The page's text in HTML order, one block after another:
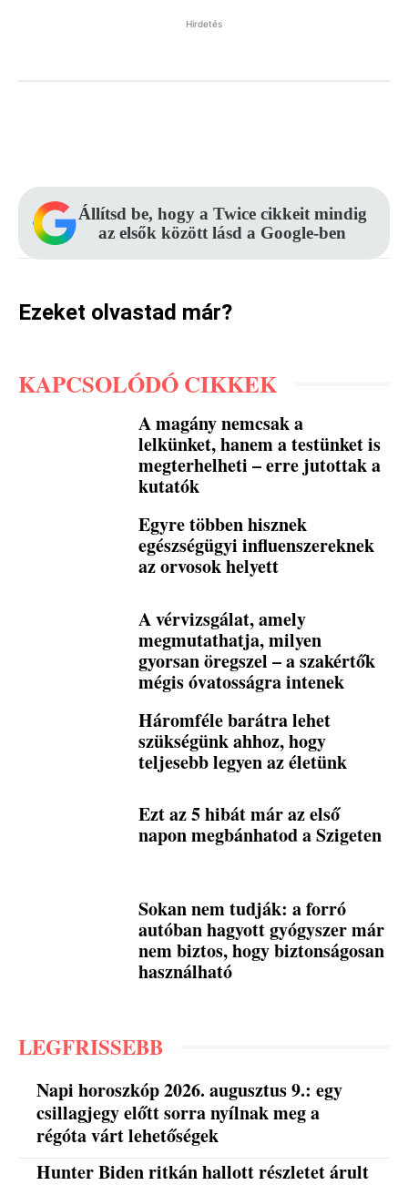
Hirdetés
Állítsd be, hogy a Twice cikkeit mindig
az elsők között lásd a Google-ben
Ezeket olvastad már?
KAPCSOLÓDÓ CIKKEK
A magány nemcsak a
lelkünket, hanem a testünket is
megterhelheti – erre jutottak a
kutatók
Egyre többen hisznek
egészségügyi influenszereknek
az orvosok helyett
A vérvizsgálat, amely
megmutathatja, milyen
gyorsan öregszel – a szakértők
mégis óvatosságra intenek
Háromféle barátra lehet
szükségünk ahhoz, hogy
teljesebb legyen az életünk
Ezt az 5 hibát már az első
napon megbánhatod a Szigeten
Sokan nem tudják: a forró
autóban hagyott gyógyszer már
nem biztos, hogy biztonságosan
használható
LEGFRISSEBB
Napi horoszkóp 2026. augusztus 9.: egy
csillagjegy előtt sorra nyílnak meg a
régóta várt lehetőségek
Hunter Biden ritkán hallott részletet árult